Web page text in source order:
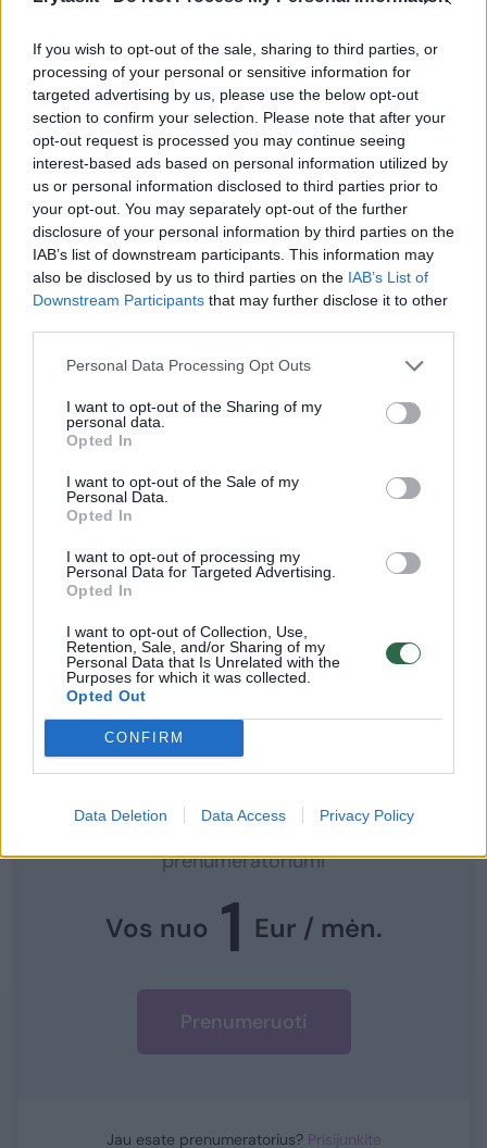
If you wish to opt-out of the sale, sharing to third parties, or
processing of your personal or sensitive information for
targeted advertising by us, please use the below opt-out
section to confirm your selection. Please note that after your
opt-out request is processed you may continue seeing
interest-based ads based on personal information utilized by
us or personal information disclosed to third parties prior to
your opt-out. You may separately opt-out of the further
disclosure of your personal information by third parties on the
IAB’s list of downstream participants. This information may
also be disclosed by us to third parties on the IAB’s List of
Downstream Participants that may further disclose it to other
Personal Data Processing Opt Outs
I want to opt-out of the Sharing of my
personal data.
Opted In
I want to opt-out of the Sale of my
Personal Data.
Opted In
I want to opt-out of processing my
Personal Data for Targeted Advertising.
Opted In
I want to opt-out of Collection, Use,
Retention, Sale, and/or Sharing of my
Personal Data that Is Unrelated with the
Purposes for which it was collected.
Opted Out
CONFIRM
Data Deletion Data Access Privacy Policy
dvigubai daugiau.
Augustės šeima vyko į Svencelę, kai staiga
nustojo veikti automobilio ekrane įjungta
navigacija. Kadangi ji atspindėjo vieną
telefono programėlių, pirma šovusi mintis –
dingo ryšys.
„Vyras į ranką paėmęs telefoną jį stumtelėjo
Mobiliojo ekranas net nebuvo atrakintas,
tačiau gavome solidžią 60 eurų baudą už tai,
kad vairuotojas naudojosi mobiliuoju.
Bandėme aiškinti, kad telefonu
nesinaudojome, tačiau buvo liepta
pasiskaityti kelių eismo taisykles“, –
pasidalijo Augustė.
Norite skaityti toliau?
Prisijunkite prie mūsų bendruomenės ir tapkite
prenumeratoriumi
Vos nuo 1 Eur / mėn.
Prenumeruoti
Jau esate prenumeratorius? Prisijunkite